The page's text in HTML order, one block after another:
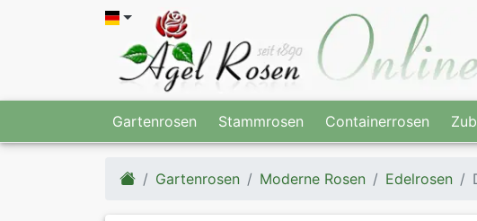
Gartenrosen Stammrosen Containerrosen
Gartenrosen Moderne Rosen Edelrosen